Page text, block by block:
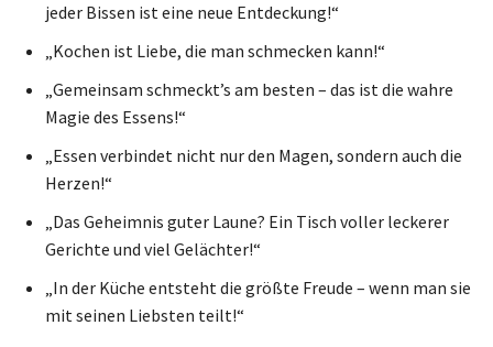
jeder Bissen ist eine neue Entdeckung!“
„Kochen ist Liebe, die man schmecken kann!“
„Gemeinsam schmeckt’s am besten – das ist die wahre
Magie des Essens!“
„Essen verbindet nicht nur den Magen, sondern auch die
Herzen!“
„Das Geheimnis guter Laune? Ein Tisch voller leckerer
Gerichte und viel Gelächter!“
„In der Küche entsteht die größte Freude – wenn man sie
mit seinen Liebsten teilt!“